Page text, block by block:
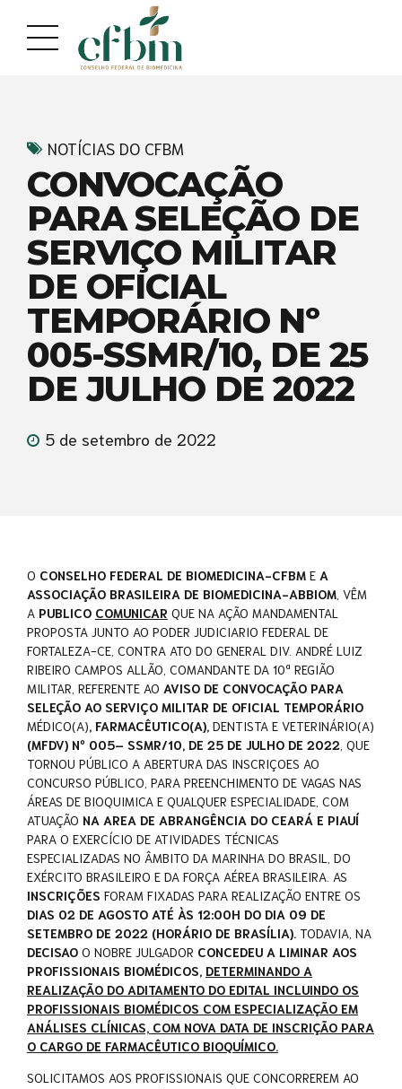
conteúdo
navegação
NOTÍCIAS DO CFBM
CONVOCAÇÃO
PARA SELEÇÃO DE
SERVIÇO MILITAR
DE OFICIAL
TEMPORÁRIO Nº
005-SSMR/10, DE 25
DE JULHO DE 2022
5 de setembro de 2022
O CONSELHO FEDERAL DE BIOMEDICINA-CFBM E A
ASSOCIAÇÃO BRASILEIRA DE BIOMEDICINA-ABBIOM , VÊM
A PUBLICO COMUNICAR QUE NA AÇÃO MANDAMENTAL
PROPOSTA JUNTO AO PODER JUDICIARIO FEDERAL DE
FORTALEZA-CE, CONTRA ATO DO GENERAL DIV. ANDRÉ LUIZ
RIBEIRO CAMPOS ALLÃO, COMANDANTE DA 10ª REGIÃO
MILITAR, REFERENTE AO AVISO DE CONVOCAÇÃO PARA
SELEÇÃO AO SERVIÇO MILITAR DE OFICIAL TEMPORÁRIO
MÉDICO(A), FARMACÊUTICO(A), DENTISTA E VETERINÁRIO(A)
(MFDV) Nº 005– SSMR/10, DE 25 DE JULHO DE 2022 , QUE
TORNOU PÚBLICO A ABERTURA DAS INSCRIÇOES AO
CONCURSO PÚBLICO, PARA PREENCHIMENTO DE VAGAS NAS
ÁREAS DE BIOQUIMICA E QUALQUER ESPECIALIDADE, COM
ATUAÇÃO NA AREA DE ABRANGÊNCIA DO CEARÁ E PIAUÍ
PARA O EXERCÍCIO DE ATIVIDADES TÉCNICAS
ESPECIALIZADAS NO ÂMBITO DA MARINHA DO BRASIL, DO
EXÉRCITO BRASILEIRO E DA FORÇA AÉREA BRASILEIRA. AS
INSCRIÇÕES FORAM FIXADAS PARA REALIZAÇÃO ENTRE OS
DIAS 02 DE AGOSTO ATÉ ÀS 12:00H DO DIA 09 DE
SETEMBRO DE 2022 (HORÁRIO DE BRASÍLIA). TODAVIA, NA
DECISAO O NOBRE JULGADOR CONCEDEU A LIMINAR AOS
PROFISSIONAIS BIOMÉDICOS, DETERMINANDO A
REALIZAÇÃO DO ADITAMENTO DO EDITAL INCLUINDO OS
PROFISSIONAIS BIOMÉDICOS COM ESPECIALIZAÇÃO EM
ANÁLISES CLÍNICAS, COM NOVA DATA DE INSCRIÇÃO PARA
O CARGO DE FARMACÊUTICO BIOQUÍMICO.
SOLICITAMOS AOS PROFISSIONAIS QUE CONCORREREM AO